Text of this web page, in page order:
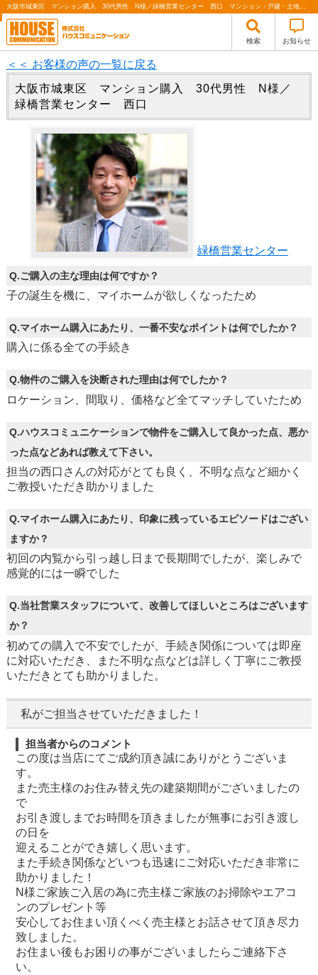
大阪市城東区 マンション購入 30代男性 N様／緑橋営業センター 西口 マンション・戸建・土地・中古・新築 | 関西（大阪・北摂・神戸）・関東（東京）で不動産の購入・売却、注文住宅、リノベーションの事なら株式会社ハウスコミュニケーション
検索 お知らせ
＜＜ お客様の声の一覧に戻る
大阪市城東区 マンション購入 30代男性 N様／
緑橋営業センター 西口
緑橋営業センター
Q.ご購入の主な理由は何ですか？
子の誕生を機に、マイホームが欲しくなったため
Q.マイホーム購入にあたり、一番不安なポイントは何でしたか？
購入に係る全ての手続き
Q.物件のご購入を決断された理由は何でしたか？
ロケーション、間取り、価格など全てマッチしていたため
Q.ハウスコミュニケーションで物件をご購入して良かった点、悪か
った点などあれば教えて下さい。
担当の西口さんの対応がとても良く、不明な点など細かく
ご教授いただき助かりました
Q.マイホーム購入にあたり、印象に残っているエピソードはござい
ますか？
初回の内覧から引っ越し日まで長期間でしたが、楽しみで
感覚的には一瞬でした
Q.当社営業スタッフについて、改善してほしいところはございます
か？
初めての購入で不安でしたが、手続き関係については即座
に対応いただき、また不明な点などは詳しく丁寧にご教授
いただきとても助かりました。
私がご担当させていただきました！
担当者からのコメント
この度は当店にてご成約頂き誠にありがとうございま
す。
また売主様のお住み替え先の建築期間がございましたの
で
お引き渡しまでお時間を頂きましたが無事にお引き渡し
の日を
迎えることができ嬉しく思います。
また手続き関係などいつも迅速にご対応いただき非常に
助かりました！
N様ご家族ご入居の為に売主様ご家族のお掃除やエアコ
ンのプレゼント等
安心してお住まい頂くべく売主様とお話させて頂き尽力
致しました。
お住まい後もお困りの事がございましたらご連絡下さ
い。